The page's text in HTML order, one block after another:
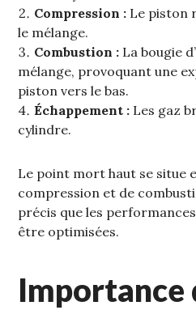
Compression : Le piston
le mélange.
Combustion : La bougie
mélange‚ provoquant une
piston vers le bas.
Échappement : Les gaz
cylindre.
Le point mort haut se situe
compression et de
précis que les
être optimisées.
Importance